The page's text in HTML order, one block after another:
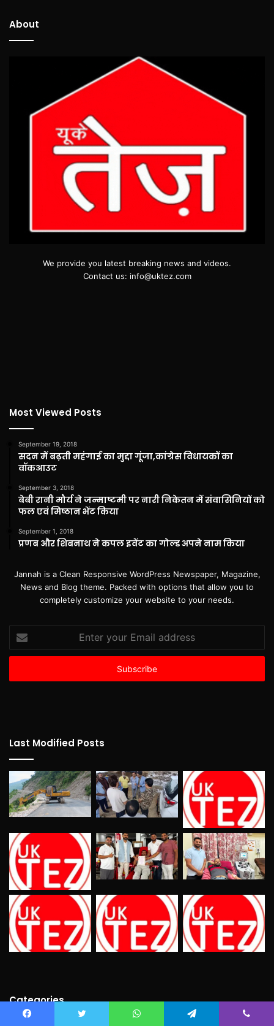
About
We provide you latest breaking news and videos.
Contact us: info@uktez.com
Most Viewed Posts
September 19, 2018
सदन में बढ़ती महंगाई का मुद्दा गूंजा,कांग्रेस विधायकों का
वॉकआउट
September 3, 2018
बेबी रानी मौर्य ने जन्माष्टमी पर नारी निकेतन में संवासिनियों को
फल एवं मिष्ठान भेंट किया
September 1, 2018
प्रणब और शिबनाथ ने कपल इवेंट का गोल्ड अपने नाम किया
Jannah is a Clean Responsive WordPress Newspaper, Magazine,
News and Blog theme. Packed with options that allow you to
completely customize your website to your needs.
Enter
your
Email
Last Modified Posts
Categories